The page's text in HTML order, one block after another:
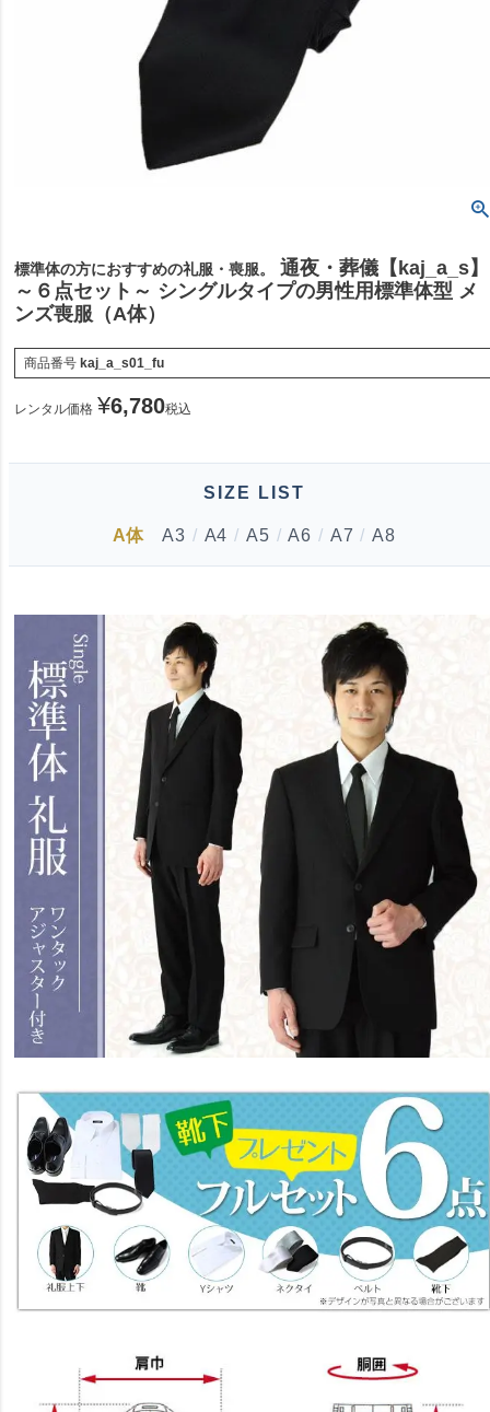
標準体の方におすすめの礼服・喪服。
通夜・葬儀【kaj_a_s】
～６点セット～ シングルタイプの男性用標準体型 メ
ンズ喪服（A体）
商品番号 kaj_a_s01_fu
レンタル価格 ¥6,780税込
SIZE LIST
A体 A3 / A4 / A5 / A6 / A7 / A8